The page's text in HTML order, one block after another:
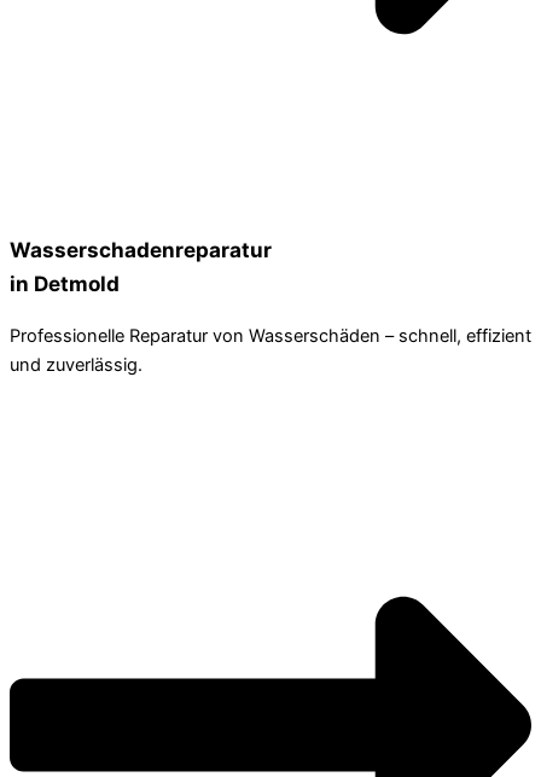
Wasserschadenreparatur
in Detmold
Professionelle Reparatur von Wasserschäden – schnell, effizient
und zuverlässig.